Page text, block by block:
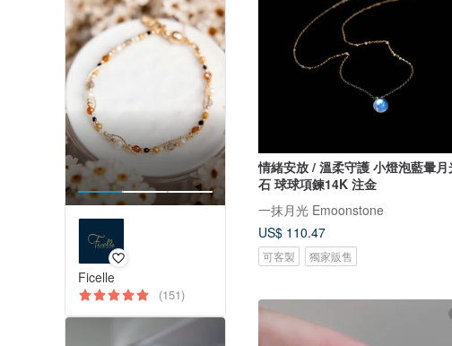
Ficelle
(151)
情緒安放 / 溫柔守護 小燈泡藍暈月光
石 球球項鍊14K 注金
一抹月光 Emoonstone
US$ 110.47
可客製 獨家販售